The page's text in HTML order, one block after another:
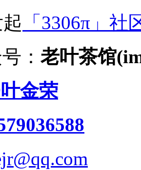
「3306π」社
： 老叶茶馆
金荣